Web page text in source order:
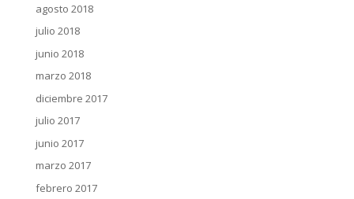
agosto 2018
julio 2018
junio 2018
marzo 2018
diciembre 2017
julio 2017
junio 2017
marzo 2017
febrero 2017